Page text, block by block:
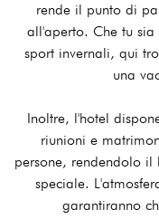
rende il punto di
all'aperto. Che tu
sport invernali, qui
una
Inoltre, l'hotel
riunioni e
persone, rendendolo il
speciale.
garantiranno